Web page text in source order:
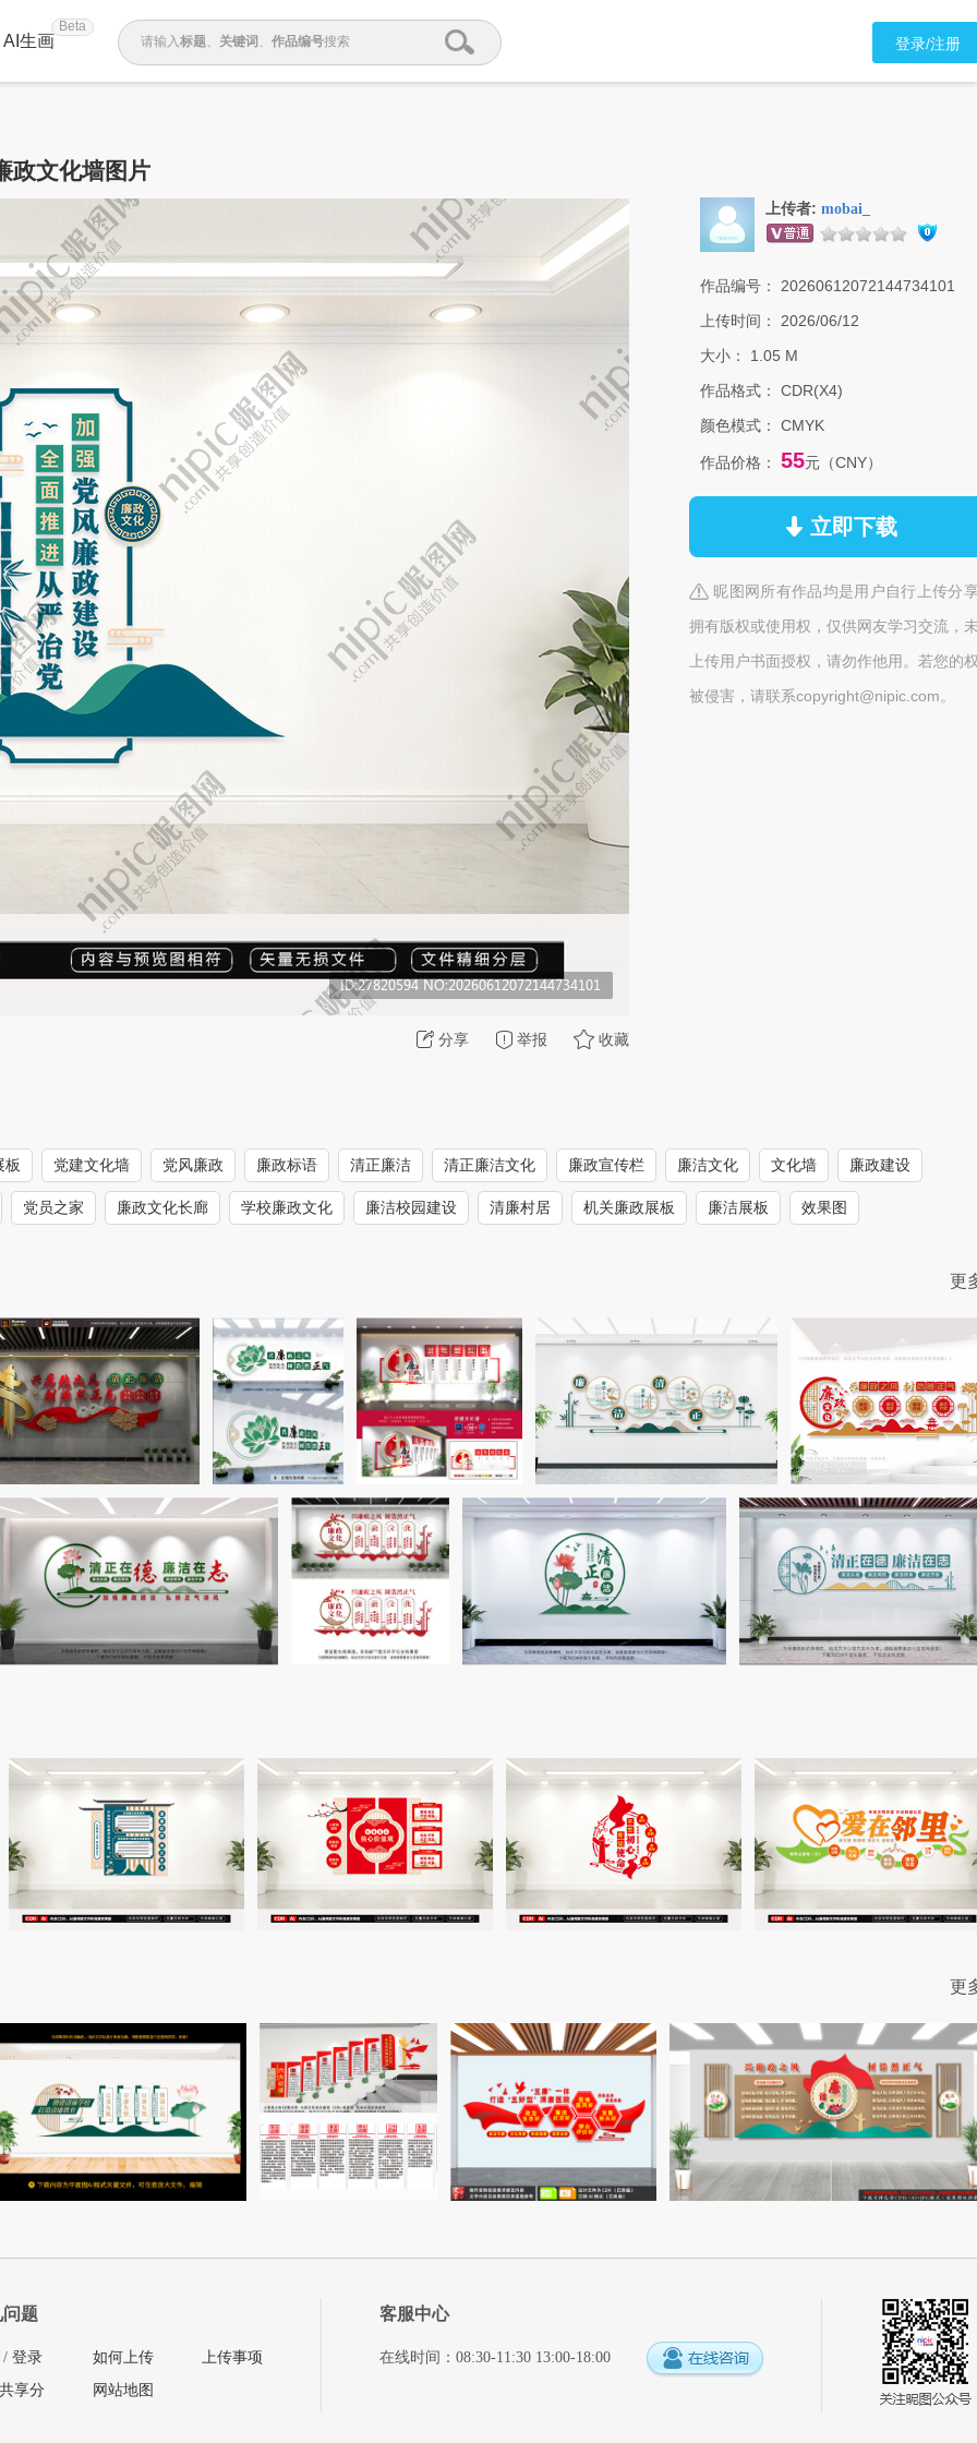
AI生画
Beta
请输入标题、 关键词 、 作品编号搜索 登录/注册
政文化墙图片
分享 举报 收藏
上传者: mobai_
作品编号：
20260612072144734101
上传时间：
2026/06/12
大小：
1.05 M
作品格式：
CDR(X4)
颜色模式：
CMYK
作品价格： 55元（CNY）
立即下载
昵图网所有作品均是用户自行上传分
拥有版权或使用权，仅供网友学习交流，
上传用户书面授权，请勿作他用。若您的
被侵害，请联系copyright@nipic.com。
板 党建文化墙 党风廉政 廉政标语 清正廉洁 清正廉洁文化 廉政宣传栏 廉洁文化 文化墙 廉政建设
党员之家 廉政文化长廊 学校廉政文化 廉洁校园建设 清廉村居 机关廉政展板 廉洁展板 效果图
更
更
题
/ 登录
享分
如何上传
网站地图
上传事项
客服中心
在线时间：08:30-11:30 13:00-18:00